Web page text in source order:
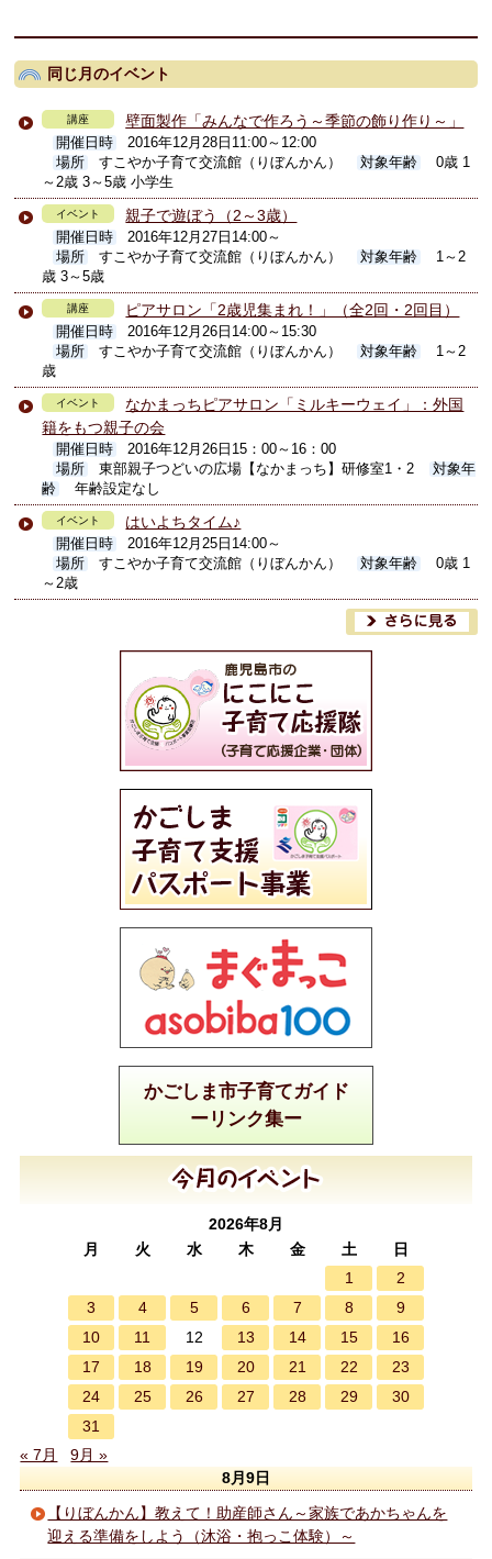
同じ月のイベント
講座 壁面製作「みんなで作ろう～季節の飾り作り～」
開催日時
2016年12月28日11:00～12:00
場所
すこやか子育て交流館（りぼんかん） 対象年齢
0歳 1
～2歳 3～5歳 小学生
イベント 親子で遊ぼう（2～3歳）
開催日時
2016年12月27日14:00～
場所
すこやか子育て交流館（りぼんかん） 対象年齢
1～2
歳 3～5歳
講座 ピアサロン「2歳児集まれ！」（全2回・2回目）
開催日時
2016年12月26日14:00～15:30
場所
すこやか子育て交流館（りぼんかん） 対象年齢
1～2
歳
イベント
なかまっちピアサロン「ミルキーウェイ」：外国
籍をもつ親子の会
開催日時
2016年12月26日15：00～16：00
場所
東部親子つどいの広場【なかまっち】研修室1・2
対象年
齢
年齢設定なし
イベント はいよちタイム♪
開催日時
2016年12月25日14:00～
場所
すこやか子育て交流館（りぼんかん） 対象年齢
0歳 1
～2歳
かごしま市子育てガイド
ーリンク集ー
2026年8月
月
火 水 木 金 土
日
1
2
3
4 5 6 7 8
9
10
11 12 13 14 15
16
17
18 19 20 21 22
23
24
25 26 27 28 29
30
31
« 7月
9月 »
8月9日
【りぼんかん】教えて！助産師さん～家族であかちゃんを
迎える準備をしよう（沐浴・抱っこ体験）～